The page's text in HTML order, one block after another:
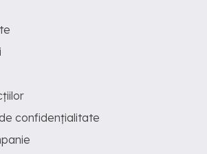
Meridiane (1971) 35. Andre Malraux
36. Henri Perruchot Viata lui Cezanne ;
confidențialitate